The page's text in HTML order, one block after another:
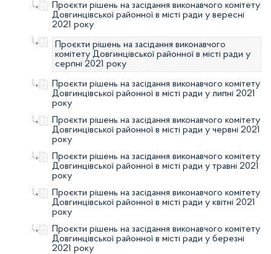
Проєкти рішень на засідання виконавчого комітету
Довгинцівської районної в місті ради у вересні
2021 року
Проєкти рішень на засідання виконавчого
комітету Довгинцівської районної в місті ради у
серпні 2021 року
Проєкти рішень на засідання виконавчого комітету
Довгинцівської районної в місті ради у липні 2021
року
Проєкти рішень на засідання виконавчого комітету
Довгинцівської районної в місті ради у червні 2021
року
Проєкти рішень на засідання виконавчого комітету
Довгинцівської районної в місті ради у травні 2021
року
Проєкти рішень на засідання виконавчого комітету
Довгинцівської районної в місті ради у квітні 2021
року
Проєкти рішень на засідання виконавчого комітету
Довгинцівської районної в місті ради у березні
2021 року